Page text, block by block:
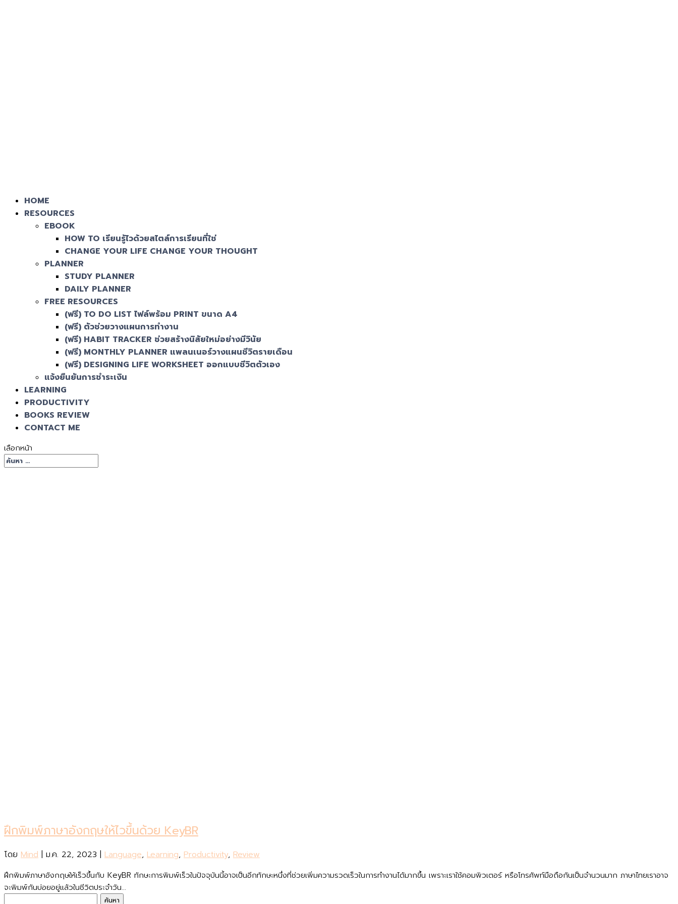
HOME
RESOURCES
EBOOK
HOW TO เรียนรู้ไวด้วยสไตล์การเรียนที่ใช่
CHANGE YOUR LIFE CHANGE YOUR THOUGHT
PLANNER
STUDY PLANNER
DAILY PLANNER
FREE RESOURCES
(ฟรี) TO DO LIST ไฟล์พร้อม PRINT ขนาด A4
(ฟรี) ตัวช่วยวางแผนการทำงาน
(ฟรี) HABIT TRACKER ช่วยสร้างนิสัยใหม่อย่างมีวินัย
(ฟรี) MONTHLY PLANNER แพลนเนอร์วางแผนชีวิตรายเดือน
(ฟรี) DESIGNING LIFE WORKSHEET ออกแบบชีวิตตัวเอง
แจ้งยืนยันการชำระเงิน
LEARNING
PRODUCTIVITY
BOOKS REVIEW
CONTACT ME
เลือกหน้า
ฝึกพิมพ์ภาษาอังกฤษให้ไวขึ้นด้วย KeyBR
โดย Mind | ม.ค. 22, 2023 | Language, Learning, Productivity, Review
ฝึกพิมพ์ภาษาอังกฤษให้เร็วขึ้นกับ KeyBR ทักษะการพิมพ์เร็วในปัจจุบันนี้อาจเป็นอีกทักษะหนึ่งที่ช่วยเพิ่มความรวดเร็วในการทำงานได้มากขึ้น เพราะเราใช้คอมพิวเตอร์ หรือโทรศัพท์มือถือกันเป็นจำนวนมาก ภาษาไทยเราอาจ
จะพิมพ์กันบ่อยอยู่แล้วในชีวิตประจำวัน...